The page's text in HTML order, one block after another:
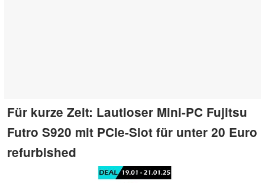
Für kurze Zeit: Lautloser Mini-PC Fujitsu
Futro S920 mit PCIe-Slot für unter 20 Euro
refurbished